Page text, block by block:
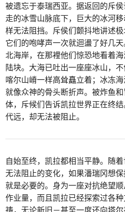
被遗忘于泰瑞西亚。据返回的斥
走的冰雪山脉底下，巨大的冰河
样无法阻挡。斥侯们颤抖地讲述极
它们的咆哮声一次就迴盪了好几
北海岸，在那裡他们惊恐地看着
陆块。大海已吐出一座座冰山，
喀尔山嵴一样高耸矗立着；冰冻
就像众神的骨头断折声。被炸鱼
体，斥候们告诉凯拉世界正在终
代远，却无法被阻止。
自始至终，凯拉都相当平静。随
无法阻止的变化，如果潘瑞冈想
就是必要的。身为一座对抗绝望
作业量，而且凯拉已经探索过各